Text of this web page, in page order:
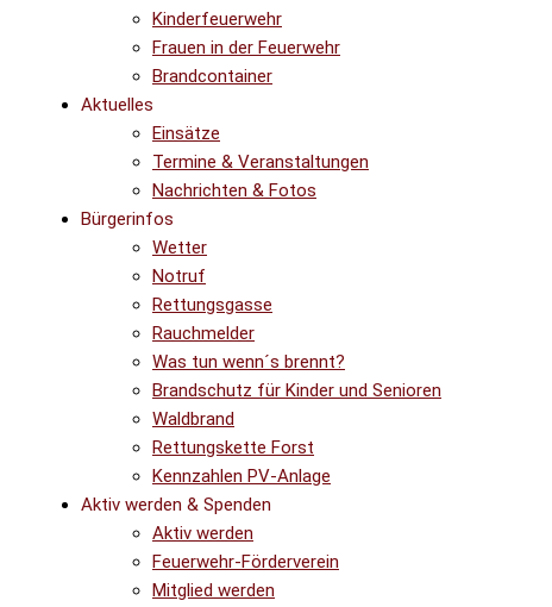
Kinderfeuerwehr
Frauen in der Feuerwehr
Brandcontainer
Aktuelles
Einsätze
Termine & Veranstaltungen
Nachrichten & Fotos
Bürgerinfos
Wetter
Notruf
Rettungsgasse
Rauchmelder
Was tun wenn´s brennt?
Brandschutz für Kinder und Senioren
Waldbrand
Rettungskette Forst
Kennzahlen PV-Anlage
Aktiv werden & Spenden
Aktiv werden
Feuerwehr-Förderverein
Mitglied werden